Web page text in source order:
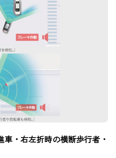
車・右左折時の横断歩行者・